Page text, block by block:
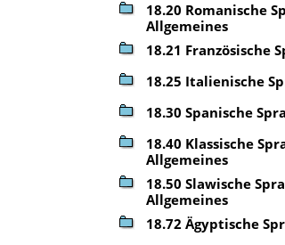
18.20 Romanische
Allgemeines
18.21 Französische
18.25 Italienische
18.30 Spanische
18.40 Klassische
Allgemeines
18.50 Slawische
Allgemeines
18.72 Ägyptische